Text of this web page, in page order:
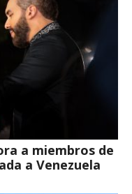
a miembros de
a Venezuela